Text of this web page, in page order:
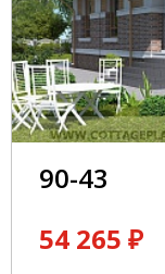
90-43
54 265 ₽